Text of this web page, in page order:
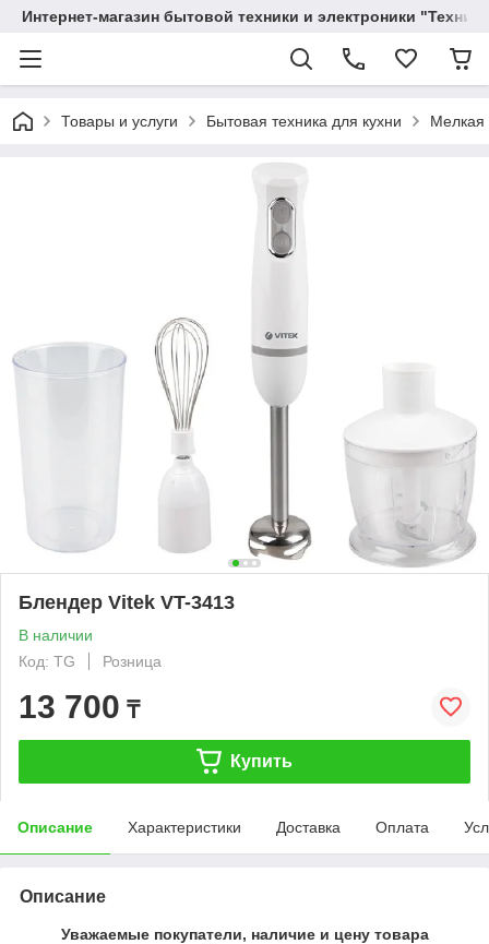
Интернет-магазин бытовой техники и электроники
Товары и услуги Бытовая техника для кухни Мелкая
Блендер Vitek VT-3413
В наличии
Код: TG
Розница
13 700 ₸
Купить
Описание Характеристики Доставка Оплата
Описание
Уважаемые покупатели, наличие и цену товара